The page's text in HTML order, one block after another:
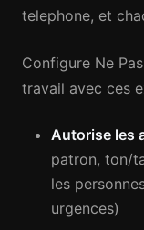
telephone, et
Configure Ne
travail avec ces
Autorise les
patron, ton/
les
urgences)